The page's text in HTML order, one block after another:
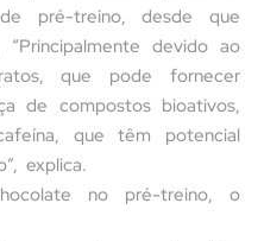
pré-treino, desde que
devido ao
que pode fornecer
de compostos bioativos,
que têm potencial
explica.
no pré-treino, o